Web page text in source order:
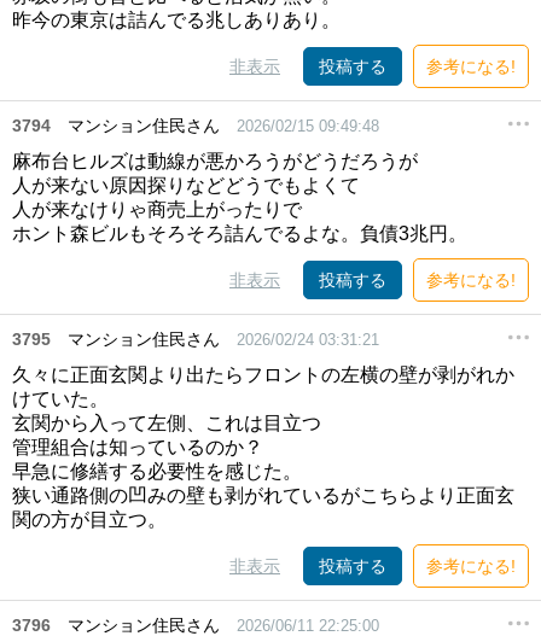
昨今の東京は詰んでる兆しありあり。
非表示 投稿する 参考になる!
3794 マンション住民さん 2026/02/15 09:49:48
麻布台ヒルズは動線が悪かろうがどうだろうが
人が来ない原因探りなどどうでもよくて
人が来なけりゃ商売上がったりで
ホント森ビルもそろそろ詰んでるよな。負債3兆円。
非表示 投稿する 参考になる!
3795 マンション住民さん 2026/02/24 03:31:21
久々に正面玄関より出たらフロントの左横の壁が剥がれか
けていた。
玄関から入って左側、これは目立つ
管理組合は知っているのか？
早急に修繕する必要性を感じた。
狭い通路側の凹みの壁も剥がれているがこちらより正面玄
関の方が目立つ。
非表示 投稿する 参考になる!
3796 マンション住民さん 2026/06/11 22:25:00